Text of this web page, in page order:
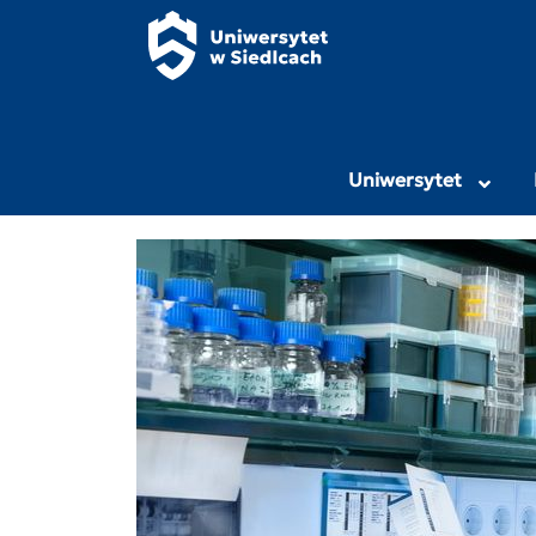
Panel zarządzania plikami cookies
Uniwersytet
Uniwersytet